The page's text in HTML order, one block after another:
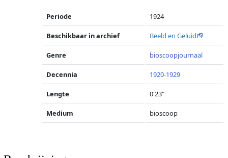
Periode 1924
Beschikbaar in archief Beeld en Geluid
Genre bioscoopjournaal
Decennia 1920-1929
Lengte 0'23"
Medium bioscoop